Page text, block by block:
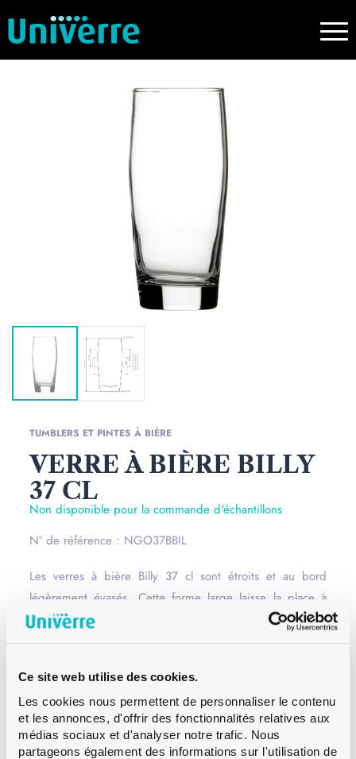
Ce site web utilise des cookies.
Les cookies nous permettent de personnaliser le contenu
et les annonces, d'offrir des fonctionnalités relatives aux
médias sociaux et d'analyser notre trafic. Nous
partageons également des informations sur l'utilisation de
TUMBLERS ET PINTES À BIÈRE
VERRE À BIÈRE BILLY
37 CL
Non disponible pour la commande d'échantillons
N° de référence : NGO37BBIL
Les verres à bière Billy 37 cl sont étroits et au bord
légèrement évasés. Cette forme large laisse la place à
une belle mousse pour bien dégager les arômes de la
bière. Ce verre à bière est idéale pour les bières
Bague
–
Couleur
Blanc
Contenance
37 cl